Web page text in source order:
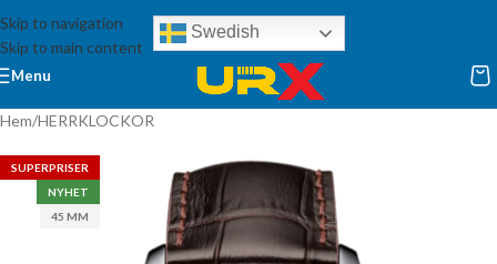
Skip to navigation
Skip to main content
Swedish
Menu
Hem/HERRKLOCKOR
SUPERPRISER
NYHET
45 MM